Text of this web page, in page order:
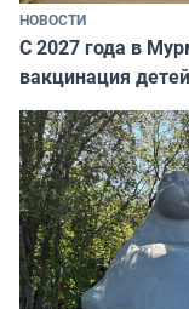
НОВОСТИ
С 2027 года в
вакцинация